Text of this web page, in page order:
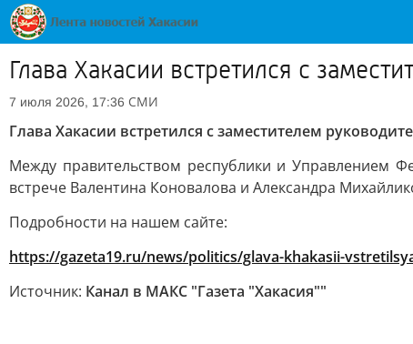
Глава Хакасии встретился с
7 июля 2026, 17:36 СМИ
Глава Хакасии встретился с заместителем
Между правительством республики и Управлением
встрече Валентина Коновалова и Александра
Подробности на нашем сайте:
https://gazeta19.ru/news/politics/glava-khakasii-
Источник: Канал в МАКС "Газета "Хакасия""